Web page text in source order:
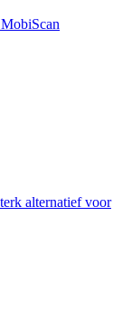
alternatief voor